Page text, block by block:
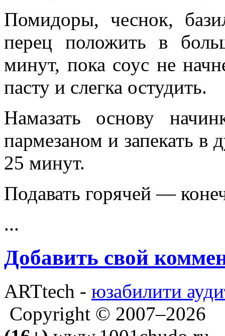
Помидоры, чеснок,
перец положить в
минут, пока соус не
пасту и слегка остудить.
Намазать основу
пармезаном и запекать в
25 минут.
Подавать горячей —
...
Добавить свой
ARTtech - юзабилити
Copyright © 2007–2026